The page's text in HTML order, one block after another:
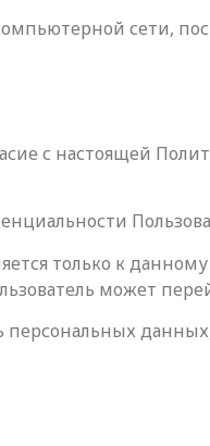
сети,
с настоящей
только к
может